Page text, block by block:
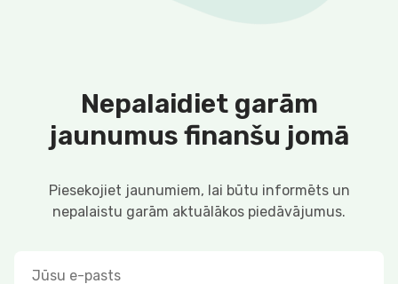
Nepalaidiet garām
jaunumus finanšu jomā
Piesekojiet jaunumiem, lai būtu informēts un
nepalaistu garām aktuālākos piedāvājumus.